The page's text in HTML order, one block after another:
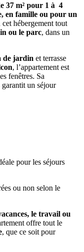
37 m² pour 1 à 4
en famille ou pour un
hébergement tout
ou le parc, dans un
de jardin et terrasse
, l’appartement est
fenêtres. Sa
garantit un séjour
pour les séjours
ou non selon le
le travail ou
offre tout le
, que ce soit pour